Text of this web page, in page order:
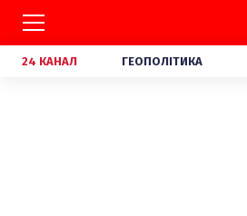
24 КАНАЛ ГЕОПОЛІТИКА